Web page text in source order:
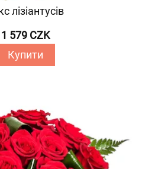
лізіантусів
1 579 CZK
Купити